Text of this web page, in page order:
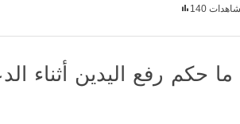
مشاهدات
ما حكم رفع اليدين أثناء